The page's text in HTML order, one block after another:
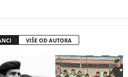
VIŠE OD AUTORA